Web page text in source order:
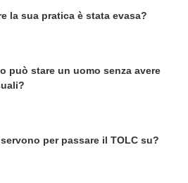
la sua pratica è stata evasa?
può stare un uomo senza avere
per passare il TOLC su?